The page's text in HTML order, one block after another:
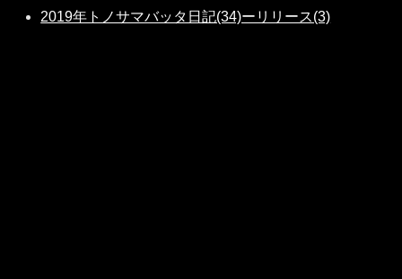
2019年トノサマバッタ日記(34)ーリリース(3)